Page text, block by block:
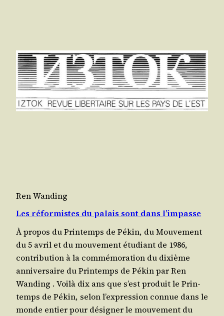
Ren Wanding
Les réformistes du palais sont dans l’impasse
À pro­pos du Prin­temps de Pékin, du Mou­ve­ment
du 5 avril et du mou­ve­ment étu­diant de 1986,
contri­bu­tion à la com­mé­mo­ra­tion du dixième
anni­ver­saire du Prin­temps de Pékin par Ren
Wanding . Voi­là dix ans que s’est pro­duit le Prin­
temps de Pékin, selon l’ex­pres­sion connue dans le
monde entier pour dési­gner le mou­ve­ment du